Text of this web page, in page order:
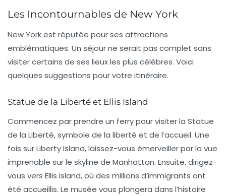
Les Incontournables de New York
New York est réputée pour ses attractions
emblématiques. Un séjour ne serait pas complet sans
visiter certains de ses lieux les plus célèbres. Voici
quelques suggestions pour votre itinéraire.
Statue de la Liberté et Ellis Island
Commencez par prendre un ferry pour visiter la Statue
de la Liberté, symbole de la liberté et de l’accueil. Une
fois sur Liberty Island, laissez-vous émerveiller par la vue
imprenable sur le skyline de Manhattan. Ensuite, dirigez-
vous vers Ellis Island, où des millions d’immigrants ont
été accueillis. Le musée vous plongera dans l’histoire